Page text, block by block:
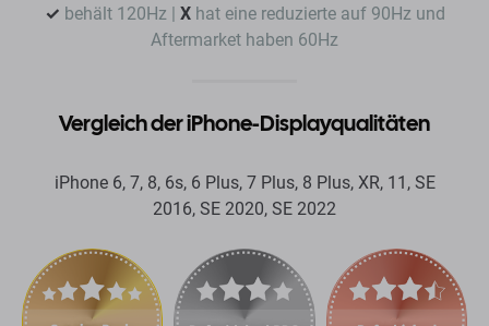
✓ behält 120Hz | X hat eine reduzierte auf 90Hz und
Aftermarket haben 60Hz
Vergleich der iPhone-Displayqualitäten
iPhone 6, 7, 8, 6s, 6 Plus, 7 Plus, 8 Plus, XR, 11, SE
2016, SE 2020, SE 2022